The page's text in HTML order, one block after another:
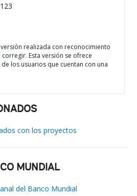
realizada con reconocimiento
Esta versión se ofrece
los usuarios que cuentan con una
con los proyectos
MUNDIAL
del Banco Mundial